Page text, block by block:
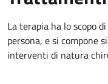
La terapia ha lo scopo
persona, e si compone
interventi di natura